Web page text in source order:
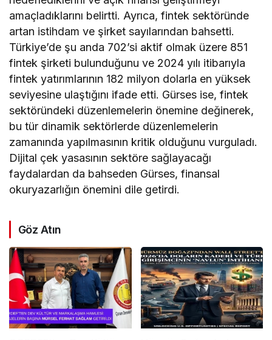
amaçladıklarını belirtti. Ayrıca, fintek sektöründe
artan istihdam ve şirket sayılarından bahsetti.
Türkiye’de şu anda 702’si aktif olmak üzere 851
fintek şirketi bulunduğunu ve 2024 yılı itibarıyla
fintek yatırımlarının 182 milyon dolarla en yüksek
seviyesine ulaştığını ifade etti. Gürses ise, fintek
sektöründeki düzenlemelerin önemine değinerek,
bu tür dinamik sektörlerde düzenlemelerin
zamanında yapılmasının kritik olduğunu vurguladı.
Dijital çek yasasının sektöre sağlayacağı
faydalardan da bahseden Gürses, finansal
okuryazarlığın önemini dile getirdi.
Göz Atın